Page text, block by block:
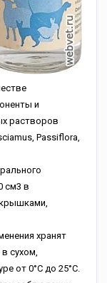
и
растворов
Passiflora,
см3 в
хранят
сухом,
от 0°С до 25°С.